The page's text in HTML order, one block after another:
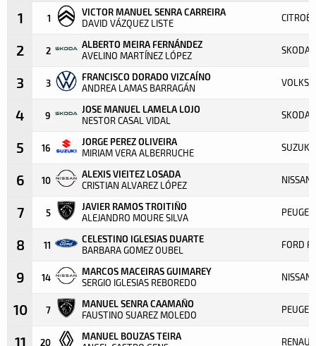
1 1
VICTOR MANUEL SENRA CARREIRA
DAVID VÁZQUEZ LISTE
2 2
ALBERTO MEIRA FERNÁNDEZ
AVELINO MARTÍNEZ LÓPEZ SKODA
3 3
FRANCISCO DORADO VIZCAÍNO
ANDREA LAMAS BARRAGÁN
4 9
JOSE MANUEL LAMELA LOJO
NESTOR CASAL VIDAL SKODA
5 16
JORGE PEREZ OLIVEIRA
MIRIAM VERA ALBERRUCHE SUZUKI
6 10
ALEXIS VIEITEZ LOSADA
CRISTIAN ALVAREZ LÓPEZ NISSAN
7 5
JAVIER RAMOS TROITIÑO
ALEJANDRO MOURE SILVA
8 11
CELESTINO IGLESIAS DUARTE
BARBARA GOMEZ OUBEL FORD
9 14
MARCOS MACEIRAS GUIMAREY
SERGIO IGLESIAS REBOREDO NISSAN
10 7
MANUEL SENRA CAAMAÑO
FAUSTINO SUAREZ MOLEDO
11 20
MANUEL BOUZAS TEIRA